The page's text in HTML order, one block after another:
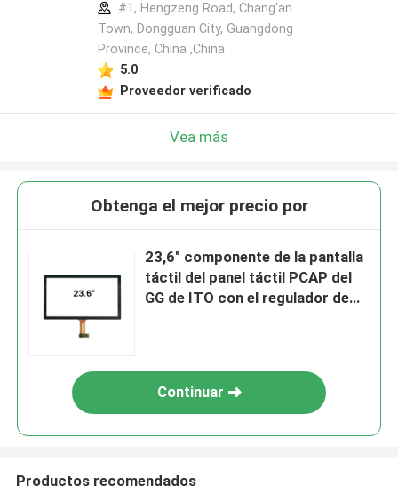
#1, Hengzeng Road, Chang'an
Town, Dongguan City, Guangdong
Province, China ,China
5.0
Proveedor verificado
Vea más
Obtenga el mejor precio por
23,6" componente de la pantalla
táctil del panel táctil PCAP del
GG de ITO con el regulador de
Continuar
Productos recomendados